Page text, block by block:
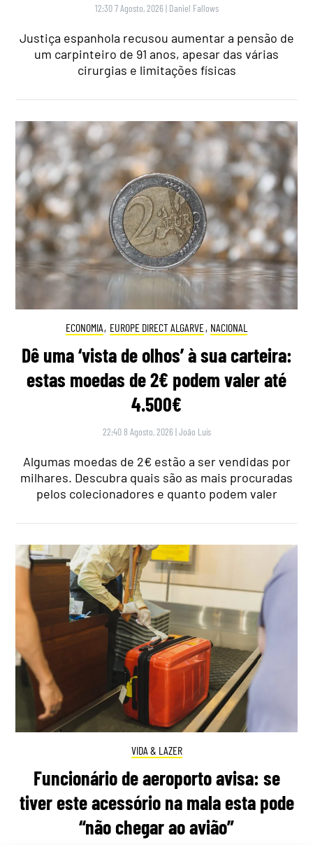
12:30 7 Agosto, 2026 | Daniel Fallows
Justiça espanhola recusou aumentar a pensão de
um carpinteiro de 91 anos, apesar das várias
cirurgias e limitações físicas
ECONOMIA, EUROPE DIRECT ALGARVE, NACIONAL
Dê uma ‘vista de olhos’ à sua carteira:
estas moedas de 2€ podem valer até
4.500€
22:40 8 Agosto, 2026 |João Luís
Algumas moedas de 2€ estão a ser vendidas por
milhares. Descubra quais são as mais procuradas
pelos colecionadores e quanto podem valer
VIDA & LAZER
Funcionário de aeroporto avisa: se
tiver este acessório na mala esta pode
“não chegar ao avião”